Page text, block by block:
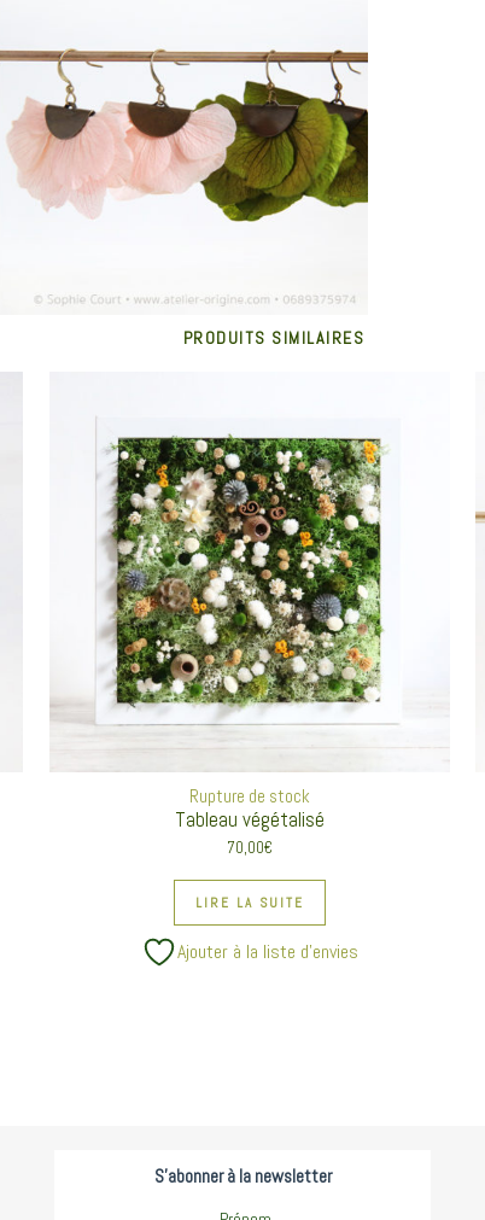
PRODUITS SIMILAIRES
Rupture de stock
Tableau végétalisé
70,00€
LIRE LA SUITE
Ajouter à la liste d’envies
S'abonner à la newsletter